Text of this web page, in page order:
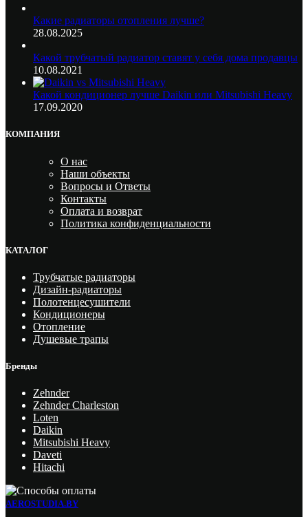
Какие радиаторы отопления лучше?
28.08.2025
Какой трубчатый радиатор ставят у себя дома продавцы
10.08.2021
Какой кондиционер лучше Daikin или Mitsubishi Heavy
17.09.2020
КОМПАНИЯ
О нас
Наши объекты
Вопросы и Ответы
Контакты
Оплата и возврат
Политика конфиденциальности
КАТАЛОГ
Трубчатые радиаторы
Дизайн-радиаторы
Полотенцесушители
Кондиционеры
Отопление
Душевые трапы
Бренды
Zehnder
Zehnder Charleston
Loten
Daikin
Mitsubishi Heavy
Daveti
Hitachi
AEROSTUDIA.BY